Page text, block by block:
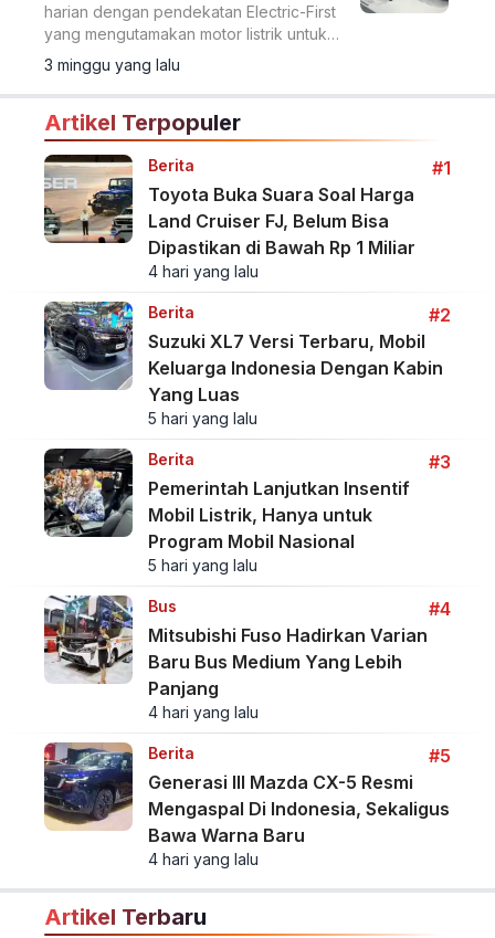
harian dengan pendekatan Electric-First
yang mengutamakan motor listrik untuk
perjalanan perkotaan sehari-hari.
3 minggu yang lalu
Artikel Terpopuler
Berita
#1
Toyota Buka Suara Soal Harga
Land Cruiser FJ, Belum Bisa
Dipastikan di Bawah Rp 1 Miliar
4 hari yang lalu
Berita
#2
Suzuki XL7 Versi Terbaru, Mobil
Keluarga Indonesia Dengan Kabin
Yang Luas
5 hari yang lalu
Berita
#3
Pemerintah Lanjutkan Insentif
Mobil Listrik, Hanya untuk
Program Mobil Nasional
5 hari yang lalu
Bus
#4
Mitsubishi Fuso Hadirkan Varian
Baru Bus Medium Yang Lebih
Panjang
4 hari yang lalu
Berita
#5
Generasi III Mazda CX-5 Resmi
Mengaspal Di Indonesia, Sekaligus
Bawa Warna Baru
4 hari yang lalu
Artikel Terbaru